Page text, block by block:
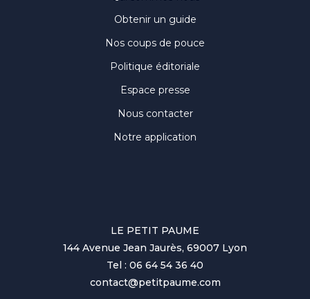
Obtenir un guide
Nos coups de pouce
Politique éditoriale
Espace presse
Nous contacter
Notre application
LE PETIT PAUME
144 Avenue Jean Jaurès, 69007 Lyon
Tel : 06 64 54 36 40
contact@petitpaume.com